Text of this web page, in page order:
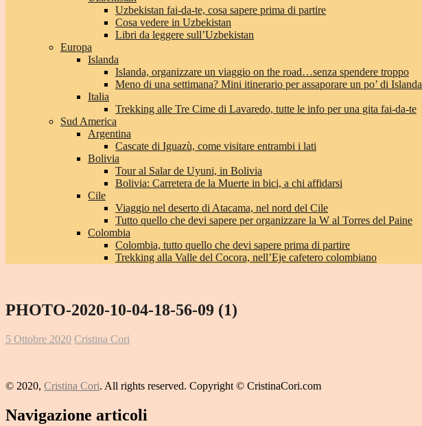
Uzbekistan fai-da-te, cosa sapere prima di partire
Cosa vedere in Uzbekistan
Libri da leggere sull’Uzbekistan
Europa
Islanda
Islanda, organizzare un viaggio on the road…senza spendere troppo
Meno di una settimana? Mini itinerario per assaporare un po’ di Islanda
Italia
Trekking alle Tre Cime di Lavaredo, tutte le info per una gita fai-da-te
Sud America
Argentina
Cascate di Iguazù, come visitare entrambi i lati
Bolivia
Tour al Salar de Uyuni, in Bolivia
Bolivia: Carretera de la Muerte in bici, a chi affidarsi
Cile
Viaggio nel deserto di Atacama, nel nord del Cile
Tutto quello che devi sapere per organizzare la W al Torres del Paine
Colombia
Colombia, tutto quello che devi sapere prima di partire
Trekking alla Valle del Cocora, nell’Eje cafetero colombiano
PHOTO-2020-10-04-18-56-09 (1)
5 Ottobre 2020 Cristina Cori
© 2020, Cristina Cori. All rights reserved. Copyright © CristinaCori.com
Navigazione articoli